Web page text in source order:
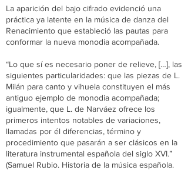
La aparición del bajo cifrado evidenció una
práctica ya latente en la música de danza del
Renacimiento que estableció las pautas para
conformar la nueva monodia acompañada.
“Lo que sí es necesario poner de relieve, […], las
siguientes particularidades: que las piezas de L.
Milán para canto y vihuela constituyen el más
antiguo ejemplo de monodia acompañada;
igualmente, que L. de Narváez ofrece los
primeros intentos notables de variaciones,
llamadas por él diferencias, término y
procedimiento que pasarán a ser clásicos en la
literatura instrumental española del siglo XVI.”
(Samuel Rubio. Historia de la música española.